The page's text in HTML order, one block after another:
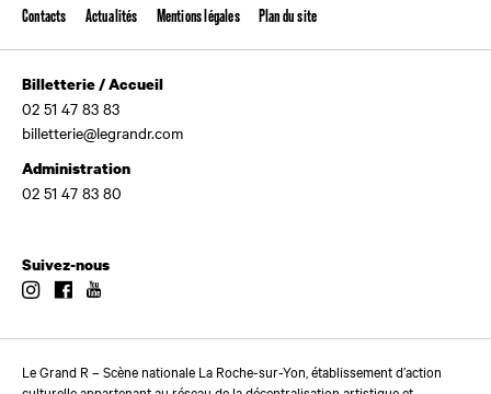
Contacts Actualités Mentions légales Plan du site
Billetterie / Accueil
02 51 47 83 83
billetterie@legrandr.com
Administration
02 51 47 83 80
Suivez-nous
InstagramFacebook
Le Grand R – Scène nationale La Roche-sur-Yon, établissement d’action